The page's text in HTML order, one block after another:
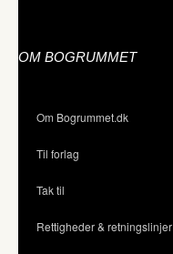
OM BOGRUMMET
Om Bogrummet.dk
Til forlag
Tak til
Rettigheder & retningslinjer